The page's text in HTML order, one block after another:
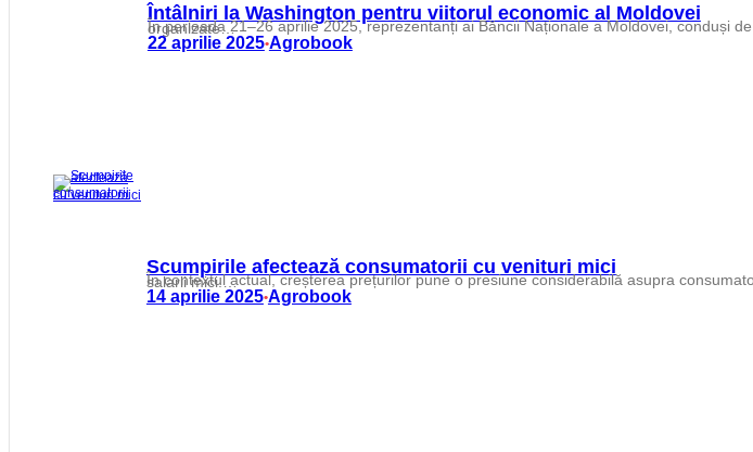
Întâlniri la Washington pentru viitorul economic al Moldovei
În perioada 21–26 aprilie 2025, reprezentanți ai Băncii Naționale a Moldovei, conduși de Anca Dragu, se află la Washington pentru a participa la Reuniunile de Primăvară organizate…
22 aprilie 2025•Agrobook
Scumpirile afectează consumatorii cu venituri mici
În contextul actual, creșterea prețurilor pune o presiune considerabilă asupra consumatorilor cu venituri reduse, în special în rândul pensionarilor și al celor care depind de salarii mici.…
14 aprilie 2025•Agrobook